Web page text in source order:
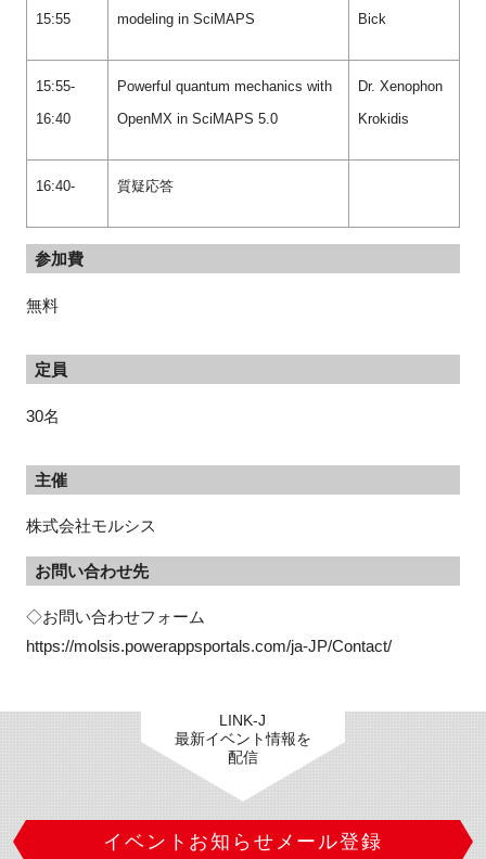
15:55 modeling in SciMAPS Bick
15:55-
16:40
Powerful quantum mechanics with
OpenMX in SciMAPS 5.0
Dr. Xenophon
Krokidis
16:40- 質疑応答
参加費
無料
定員
30名
主催
株式会社モルシス
お問い合わせ先
◇お問い合わせフォーム
https://molsis.powerappsportals.com/ja-JP/Contact/
LINK-J
最新イベント情報を
配信
イベントお知らせメール登録